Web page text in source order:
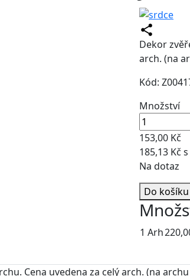
Dekor
arch. (na
Kód:
Množství
153,00 Kč
185,13 Kč
Na dotaz
Do košíku
1 Arh
Cena uvedena za celý arch. (na